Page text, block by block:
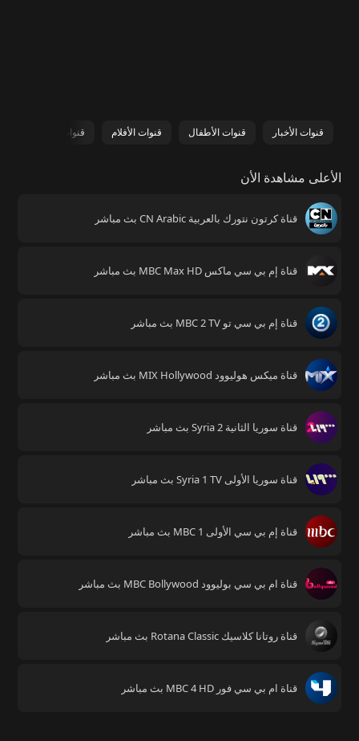
قنوات الأخبار قنوات الأطفال قنوات الأفلام قنوات الرياضة
الأعلى مشاهدة الأن
قناة كرتون نتورك بالعربية CN Arabic بث مباشر
قناة إم بي سي ماكس MBC Max HD بث مباشر
قناة إم بي سي تو MBC 2 TV بث مباشر
قناة ميكس هوليوود MIX Hollywood بث مباشر
قناة سوريا الثانية Syria 2 بث مباشر
قناة سوريا الأولى Syria 1 TV بث مباشر
قناة إم بي سي الأولى MBC 1 بث مباشر
قناة ام بي سي بوليوود MBC Bollywood بث مباشر
قناة روتانا كلاسيك Rotana Classic بث مباشر
قناة ام بي سي فور MBC 4 HD بث مباشر